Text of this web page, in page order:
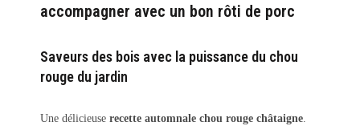
accompagner avec un bon rôti de porc
Saveurs des bois avec la puissance du chou
rouge du jardin
Une délicieuse recette automnale chou rouge châtaigne.